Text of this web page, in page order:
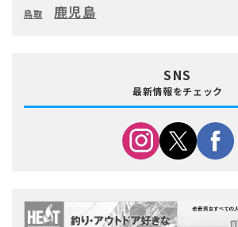
鳥取 鹿児島
SNS
最新情報をチェック